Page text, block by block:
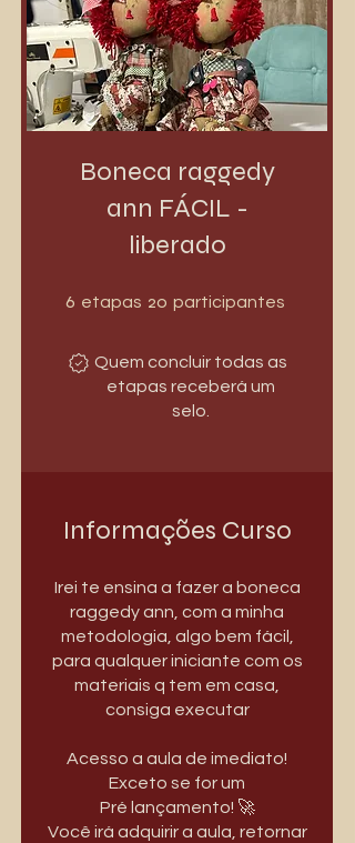
Boneca raggedy
ann FÁCIL -
liberado
6 etapas 6 etapas
20 participantes
Quem concluir todas as
etapas receberá um
selo.
Informações Curso
Irei te ensina a fazer a boneca
raggedy ann, com a minha
metodologia, algo bem fácil,
para qualquer iniciante com os
materiais q tem em casa,
consiga executar
Acesso a aula de imediato!
Exceto se for um
Pré lançamento! 🚀
Você irá adquirir a aula, retornar